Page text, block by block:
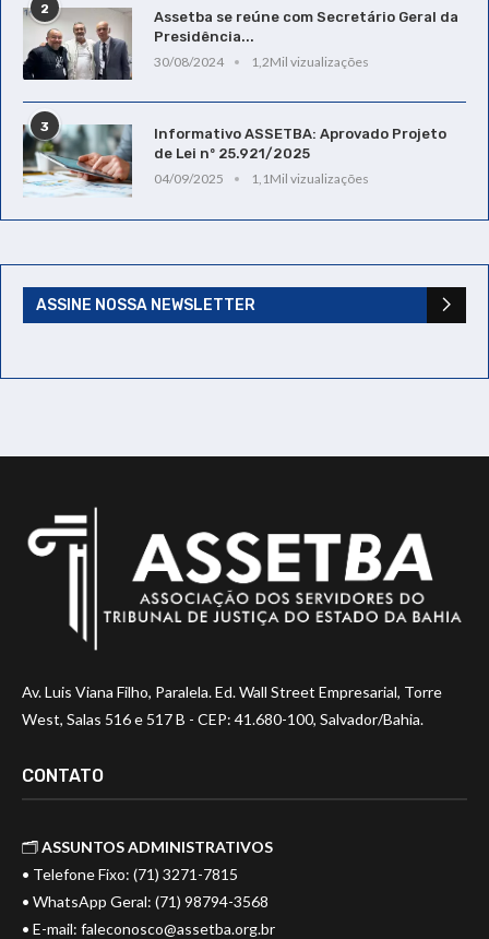
2
Assetba se reúne com Secretário Geral da
Presidência...
30/08/2024
1,2Mil vizualizações
3
Informativo ASSETBA: Aprovado Projeto
de Lei nº 25.921/2025
04/09/2025
1,1Mil vizualizações
ASSINE NOSSA NEWSLETTER
Av. Luis Viana Filho, Paralela. Ed. Wall Street Empresarial, Torre
West, Salas 516 e 517 B - CEP: 41.680-100, Salvador/Bahia.
CONTATO
🗂️ASSUNTOS ADMINISTRATIVOS
• Telefone Fixo: (71) 3271-7815
• WhatsApp Geral: (71) 98794-3568
• E-mail: faleconosco@assetba.org.br